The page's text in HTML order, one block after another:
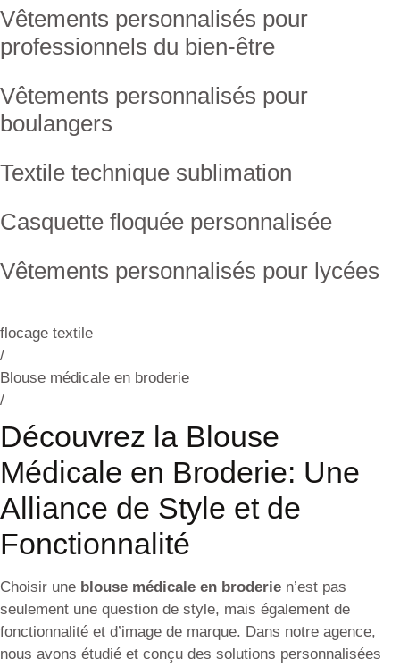
Vêtements personnalisés pour
professionnels du bien-être
Vêtements personnalisés pour
boulangers
Textile technique sublimation
Casquette floquée personnalisée
Vêtements personnalisés pour lycées
flocage textile
/
Blouse médicale en broderie
/
Découvrez la Blouse
Médicale en Broderie: Une
Alliance de Style et de
Fonctionnalité
Choisir une blouse médicale en broderie n’est pas
seulement une question de style, mais également de
fonctionnalité et d’image de marque. Dans notre agence,
nous avons étudié et conçu des solutions personnalisées